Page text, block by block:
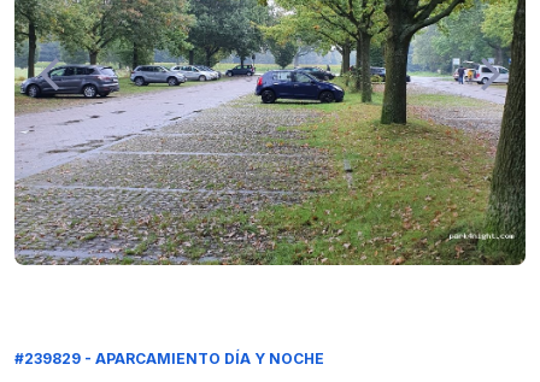
#239829 - APARCAMIENTO DÍA Y NOCHE